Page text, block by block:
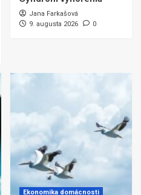
Jana Farkašová
9. augusta 2026
0
Ekonomika domácnosti